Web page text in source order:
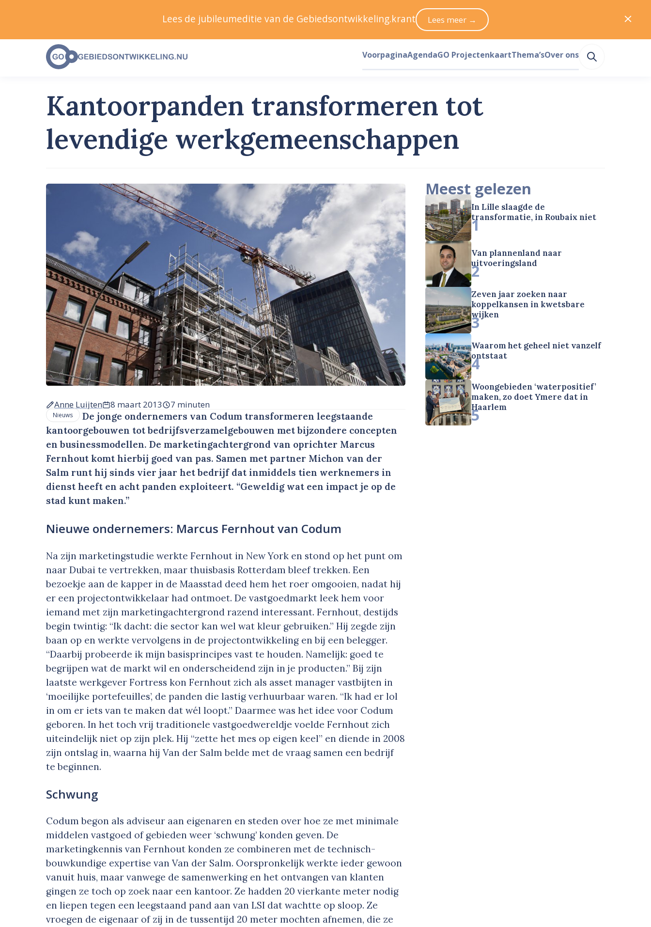
Kantoorpanden transformeren tot
levendige werkgemeenschappen
Anne Luijten 8 maart 2013 7 minuten
Nieuws
De jonge ondernemers van Codum transformeren leegstaande
kantoorgebouwen tot bedrijfsverzamelgebouwen met bijzondere concepten
en businessmodellen. De marketingachtergrond van oprichter Marcus
Fernhout komt hierbij goed van pas. Samen met partner Michon van der
Salm runt hij sinds vier jaar het bedrijf dat inmiddels tien werknemers in
dienst heeft en acht panden exploiteert. “Geweldig wat een impact je op de
stad kunt maken.”
Nieuwe ondernemers: Marcus Fernhout van Codum
Na zijn marketingstudie werkte Fernhout in New York en stond op het punt om
naar Dubai te vertrekken, maar thuisbasis Rotterdam bleef trekken. Een
bezoekje aan de kapper in de Maasstad deed hem het roer omgooien, nadat hij
er een projectontwikkelaar had ontmoet. De vastgoedmarkt leek hem voor
iemand met zijn marketingachtergrond razend interessant. Fernhout, destijds
begin twintig: “Ik dacht: die sector kan wel wat kleur gebruiken.” Hij zegde zijn
baan op en werkte vervolgens in de projectontwikkeling en bij een belegger.
“Daarbij probeerde ik mijn basisprincipes vast te houden. Namelijk: goed te
begrijpen wat de markt wil en onderscheidend zijn in je producten.” Bij zijn
laatste werkgever Fortress kon Fernhout zich als asset manager vastbijten in
‘moeilijke portefeuilles’, de panden die lastig verhuurbaar waren. “Ik had er lol
in om er iets van te maken dat wél loopt.” Daarmee was het idee voor Codum
geboren. In het toch vrij traditionele vastgoedwereldje voelde Fernhout zich
uiteindelijk niet op zijn plek. Hij “zette het mes op eigen keel” en diende in 2008
zijn ontslag in, waarna hij Van der Salm belde met de vraag samen een bedrijf
te beginnen.
Schwung
Codum begon als adviseur aan eigenaren en steden over hoe ze met minimale
middelen vastgoed of gebieden weer ‘schwung’ konden geven. De
marketingkennis van Fernhout konden ze combineren met de technisch-
bouwkundige expertise van Van der Salm. Oorspronkelijk werkte ieder gewoon
vanuit huis, maar vanwege de samenwerking en het ontvangen van klanten
gingen ze toch op zoek naar een kantoor. Ze hadden 20 vierkante meter nodig
en liepen tegen een leegstaand pand aan van LSI dat wachtte op sloop. Ze
vroegen de eigenaar of zij in de tussentijd 20 meter mochten afnemen, die ze
Meest gelezen
In Lille slaagde de
transformatie, in Roubaix niet
1
Van plannenland naar
uitvoeringsland
2
Zeven jaar zoeken naar
koppelkansen in kwetsbare
wijken
3
Waarom het geheel niet vanzelf
ontstaat
4
Woongebieden ‘waterpositief’
maken, zo doet Ymere dat in
Haarlem
5
Lees de jubileumeditie van de Gebiedsontwikkeling.krant Lees meer →
VoorpaginaAgendaGO ProjectenkaartThema’sOver ons